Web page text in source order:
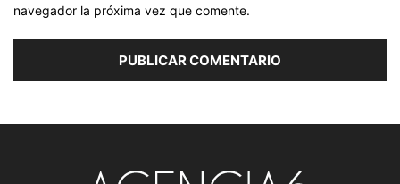
navegador la próxima vez que comente.